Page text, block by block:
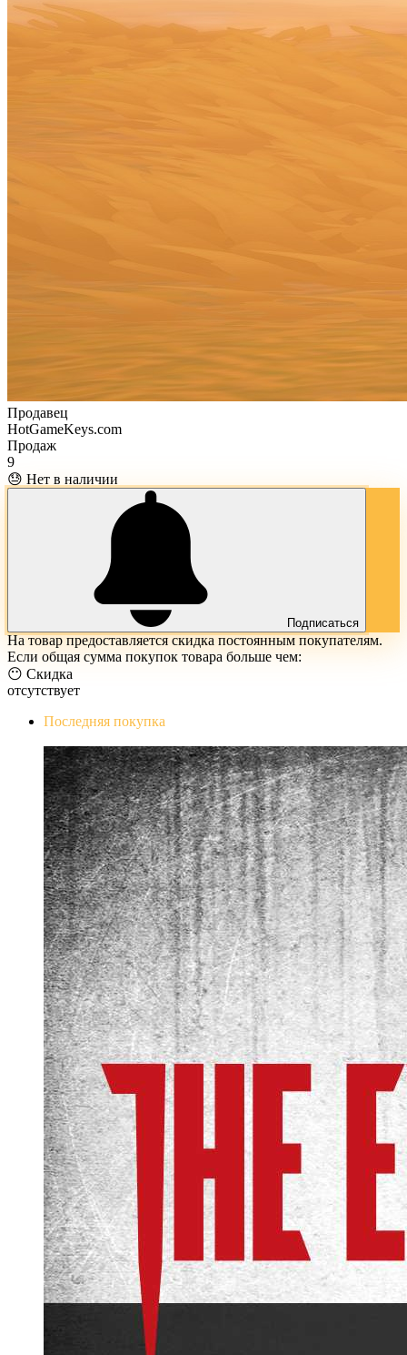
Продавец
HotGameKeys.com
Продаж
9
😓 Нет в наличии
Подписаться
На товар предоставляется скидка постоянным покупателям.
Если общая сумма покупок товара больше чем:
😶 Скидка
отсутствует
Последняя покупка